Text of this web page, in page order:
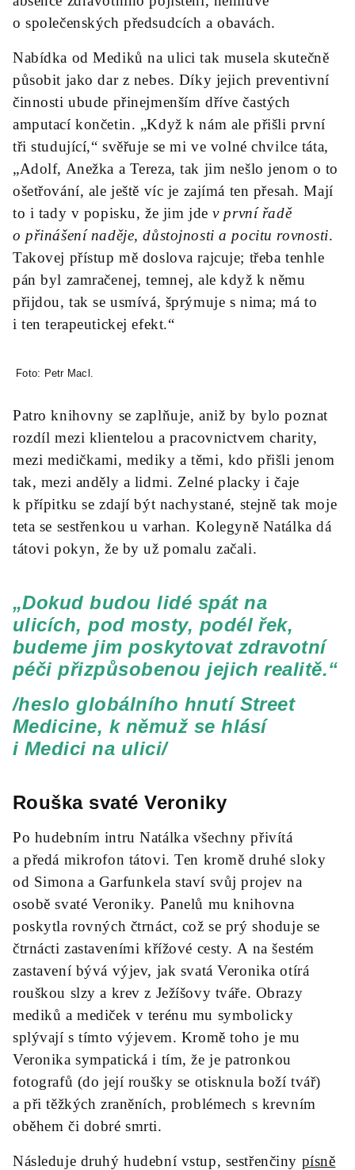
o společenských předsudcích a obavách.
Nabídka od Mediků na ulici tak musela skutečně
působit jako dar z nebes. Díky jejich preventivní
činnosti ubude přinejmenším dříve častých
amputací končetin. „Když k nám ale přišli první
tři studující,“ svěřuje se mi ve volné chvilce táta,
„Adolf, Anežka a Tereza, tak jim nešlo jenom o to
ošetřování, ale ještě víc je zajímá ten přesah. Mají
to i tady v popisku, že jim jdev první řadě
o přinášení naděje, důstojnosti a pocitu rovnosti.
Takovej přístup mě doslova rajcuje; třeba tenhle
pán byl zamračenej, temnej, ale když k němu
přijdou, tak se usmívá, šprýmuje s nima; má to
i ten terapeutickej efekt.“
Foto: Petr Macl.
Patro knihovny se zaplňuje, aniž by bylo poznat
rozdíl mezi klientelou a pracovnictvem charity,
mezi medičkami, mediky a těmi, kdo přišli jenom
tak, mezi anděly a lidmi. Zelné placky i čaje
k přípitku se zdají být nachystané, stejně tak moje
teta se sestřenkou u varhan. Kolegyně Natálka dá
tátovi pokyn, že by už pomalu začali.
„Dokud budou lidé spát na
ulicích, pod mosty, podél řek,
budeme jim poskytovat zdravotní
péči přizpůsobenou jejich realitě.“
/heslo globálního hnutí Street
Medicine, k němuž se hlásí
i Medici na ulici/
Rouška svaté Veroniky
Po hudebním intru Natálka všechny přivítá
a předá mikrofon tátovi. Ten kromě druhé sloky
od Simona a Garfunkela staví svůj projev na
osobě svaté Veroniky. Panelů mu knihovna
poskytla rovných čtrnáct, což se prý shoduje se
čtrnácti zastaveními křížové cesty. A na šestém
zastavení bývá výjev, jak svatá Veronika otírá
rouškou slzy a krev z Ježíšovy tváře. Obrazy
mediků a mediček v terénu mu symbolicky
splývají s tímto výjevem. Kromě toho je mu
Veronika sympatická i tím, že je patronkou
fotografů (do její roušky se otisknula boží tvář)
a při těžkých zraněních, problémech s krevním
oběhem či dobré smrti.
Následuje druhý hudební vstup, sestřenčiny písně